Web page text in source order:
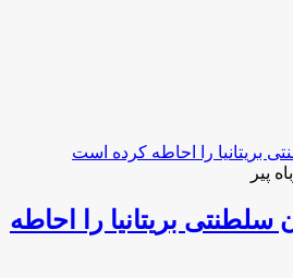
پیر
سلطنتی بریتانیا را احاطه